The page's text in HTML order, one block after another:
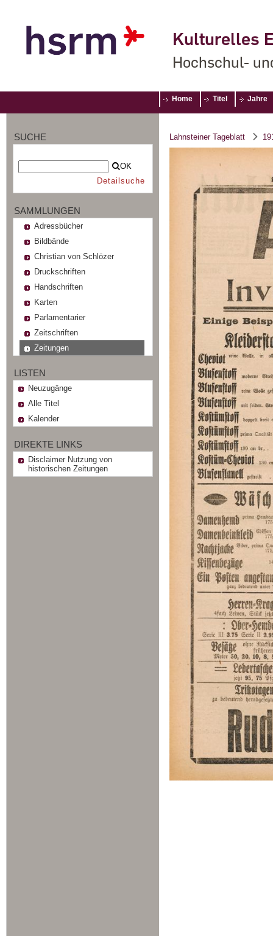
Kulturelles
Hochschul-
Home Titel Jahre
SUCHE
OK
Detailsuche
SAMMLUNGEN
Adressbücher
Bildbände
Christian von Schlözer
Druckschriften
Handschriften
Karten
Parlamentarier
Zeitschriften
Zeitungen
LISTEN
Neuzugänge
Alle Titel
Kalender
DIREKTE LINKS
Disclaimer Nutzung von
historischen Zeitungen
Lahnsteiner Tageblatt